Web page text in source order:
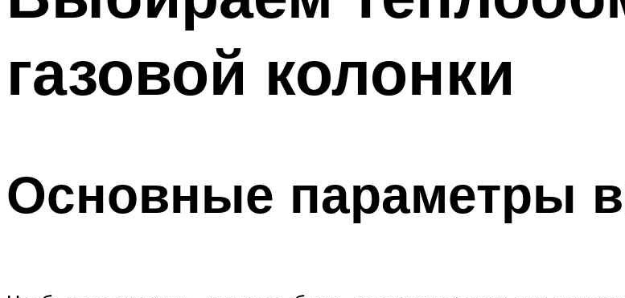
газовой колонки
Основные параметры